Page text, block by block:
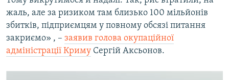
жаль, але за ризиком там близько 100 мільйонів
збитків, підприємцям у повному обсязі питання
закриємо» , – заявив голова окупаційної
адміністрації Криму Сергій Аксьонов.